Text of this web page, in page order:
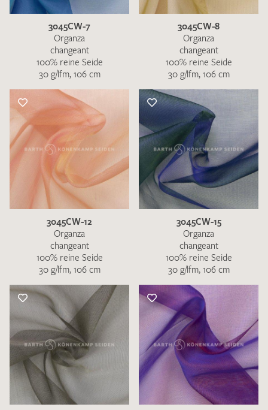
3045CW-7
Organza
changeant
100% reine Seide
30 g/lfm, 106 cm
3045CW-8
Organza
changeant
100% reine Seide
30 g/lfm, 106 cm
3045CW-12
Organza
changeant
100% reine Seide
30 g/lfm, 106 cm
3045CW-15
Organza
changeant
100% reine Seide
30 g/lfm, 106 cm